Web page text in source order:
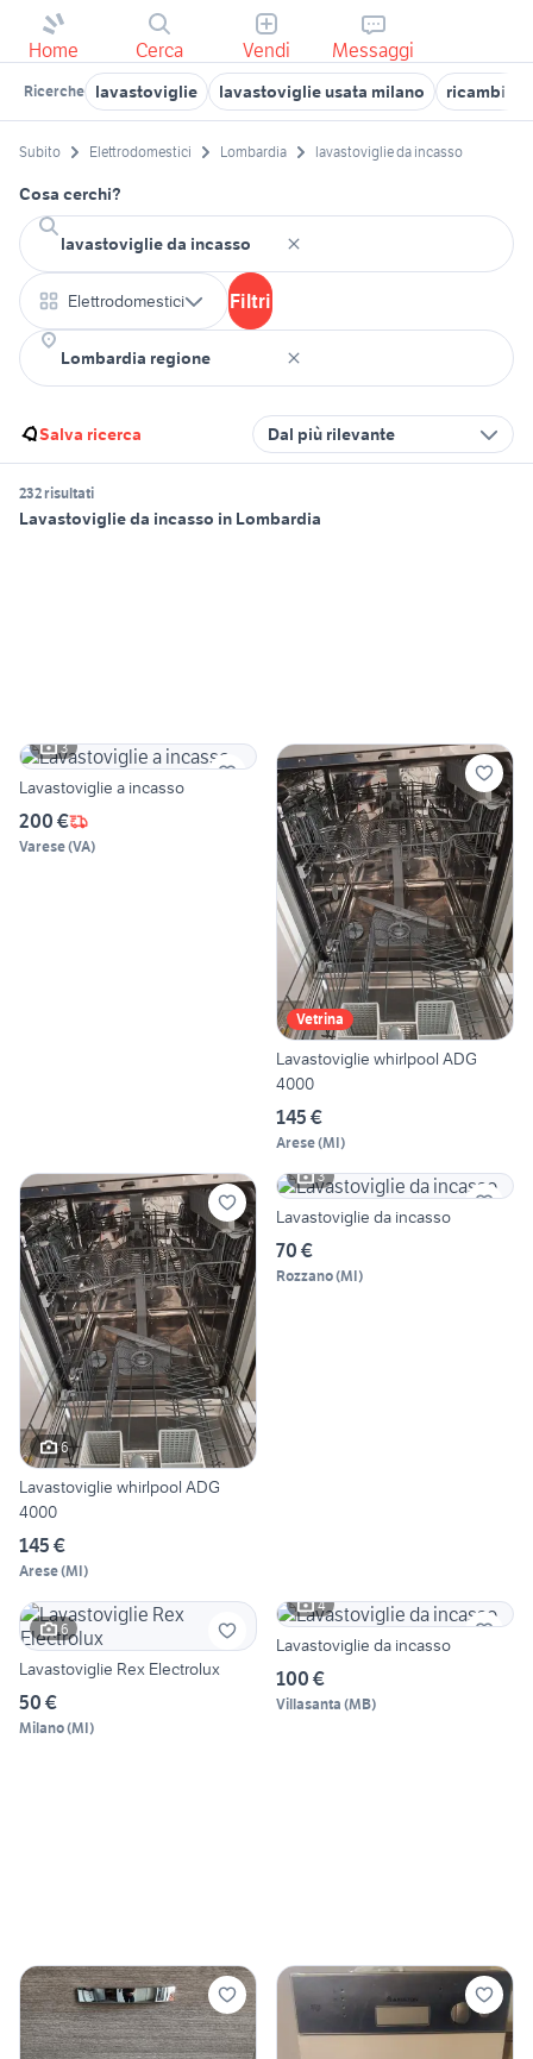
Home Cerca Vendi Messaggi
Ricerche lavastoviglie lavastoviglie usata milano ricambi
Subito Elettrodomestici Lombardia lavastoviglie da incasso
Cosa cerchi?
Elettrodomestici Filtri
Salva ricerca Dal più rilevante
232 risultati
Lavastoviglie da incasso in Lombardia
3
Lavastoviglie a incasso
200 €
Varese(VA)
Vetrina
Lavastoviglie whirlpool ADG
4000
145 €
Arese(MI)
6
Lavastoviglie whirlpool ADG
4000
145 €
Arese(MI)
3
Lavastoviglie da incasso
70 €
Rozzano(MI)
6
Lavastoviglie Rex Electrolux
50 €
Milano(MI)
4
Lavastoviglie da incasso
100 €
Villasanta (MB)